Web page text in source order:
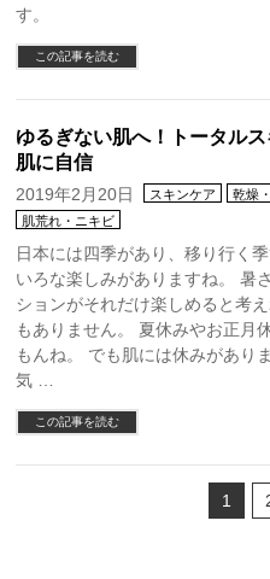
す。
この記事を読む
ゆるぎない肌へ！トータル
肌に自信
2019年2月20日 スキンケア
乾燥
肌荒れ・ニキビ
日本には四季があり、移り行く
いろな楽しみがありますね。 暑
ションがそれだけ楽しめると考え
もありません。 夏休みやお正月
もんね。 でも肌には休みがあり
気 …
この記事を読む
1